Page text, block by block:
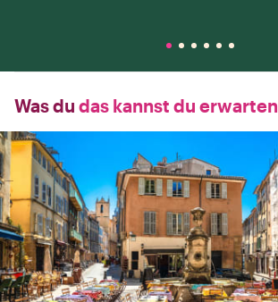
Was du das kannst du erwarten